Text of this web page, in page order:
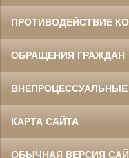
ПРОТИВОДЕЙСТВИЕ
ОБРАЩЕНИЯ ГРАЖДАН
КАРТА САЙТА
ОБЫЧНАЯ ВЕРСИЯ